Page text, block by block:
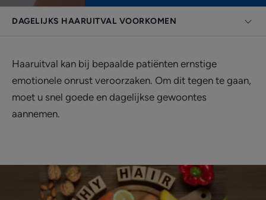
DAGELIJKS HAARUITVAL VOORKOMEN
Haaruitval kan bij bepaalde patiënten ernstige
emotionele onrust veroorzaken. Om dit tegen te gaan,
moet u snel goede en dagelijkse gewoontes
aannemen.